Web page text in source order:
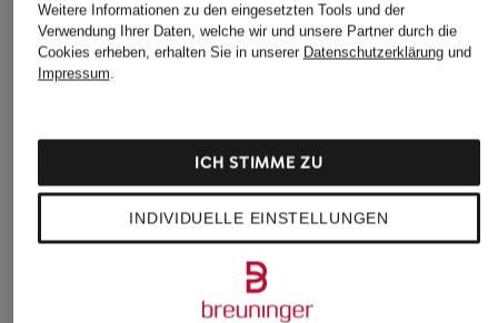
+Aktionsrabatt
Weitere Informationen zu den eingesetzten Tools und der
Verwendung Ihrer Daten, welche wir und unsere Partner durch die
Cookies erheben, erhalten Sie in unserer Datenschutzerklärungund
Impressum.
INDIVIDUELLE EINSTELLUNGEN
ICH STIMME ZU